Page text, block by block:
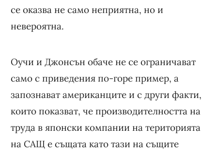
се оказва не само неприятна, но и
невероятна.
Оучи и Джонсън обаче не се ограничават
само с приведения по-горе пример, а
запознават американците и с други факти,
които показват, че производителността на
труда в японски компании на територията
на САЩ е същата като тази на същите